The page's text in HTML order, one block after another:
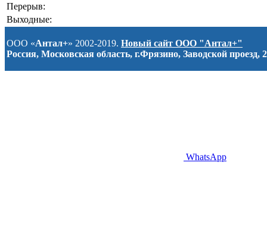
Перерыв:
Выходные:
ООО «Антал+» 2002-2019. Новый сайт ООО "Антал+"
Россия, Московская область, г.Фрязино, Заводской проезд, 2
WhatsApp